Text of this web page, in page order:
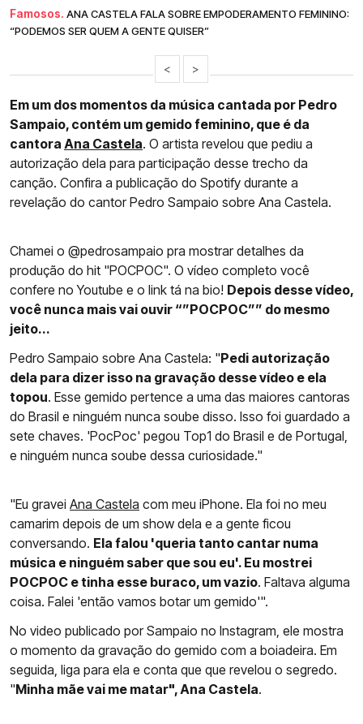
Famosos. ANA CASTELA FALA SOBRE EMPODERAMENTO FEMININO:
“PODEMOS SER QUEM A GENTE QUISER”
< >
Em um dos momentos da música cantada por Pedro
Sampaio, contém um gemido feminino, que é da
cantora Ana Castela. O artista revelou que pediu a
autorização dela para participação desse trecho da
canção. Confira a publicação do Spotify durante a
revelação do cantor Pedro Sampaio sobre Ana Castela.
Chamei o @pedrosampaio pra mostrar detalhes da
produção do hit "POCPOC". O vídeo completo você
confere no Youtube e o link tá na bio! Depois desse vídeo,
você nunca mais vai ouvir “”POCPOC”” do mesmo
jeito...
Pedro Sampaio sobre Ana Castela: "Pedi autorização
dela para dizer isso na gravação desse vídeo e ela
topou. Esse gemido pertence a uma das maiores cantoras
do Brasil e ninguém nunca soube disso. Isso foi guardado a
sete chaves. 'PocPoc' pegou Top1 do Brasil e de Portugal,
e ninguém nunca soube dessa curiosidade."
"Eu gravei Ana Castela com meu iPhone. Ela foi no meu
camarim depois de um show dela e a gente ficou
conversando. Ela falou 'queria tanto cantar numa
música e ninguém saber que sou eu'. Eu mostrei
POCPOC e tinha esse buraco, um vazio. Faltava alguma
coisa. Falei 'então vamos botar um gemido'".
No video publicado por Sampaio no Instagram, ele mostra
o momento da gravação do gemido com a boiadeira. Em
seguida, liga para ela e conta que que revelou o segredo.
"Minha mãe vai me matar", Ana Castela.